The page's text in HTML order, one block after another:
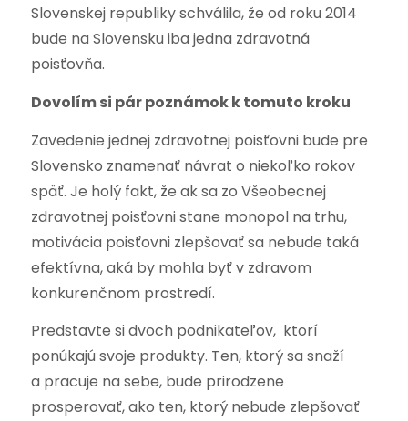
Slovenskej republiky schválila, že od roku 2014
bude na Slovensku iba jedna zdravotná
poisťovňa.
Dovolím si pár poznámok k tomuto kroku
Zavedenie jednej zdravotnej poisťovni bude pre
Slovensko znamenať návrat o niekoľko rokov
späť. Je holý fakt, že ak sa zo Všeobecnej
zdravotnej poisťovni stane monopol na trhu,
motivácia poisťovni zlepšovať sa nebude taká
efektívna, aká by mohla byť v zdravom
konkurenčnom prostredí.
Predstavte si dvoch podnikateľov, ktorí
ponúkajú svoje produkty. Ten, ktorý sa snaží
a pracuje na sebe, bude prirodzene
prosperovať, ako ten, ktorý nebude zlepšovať